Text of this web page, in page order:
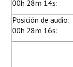
00h 28m 14s:
Posición de audio:
00h 28m 16s: